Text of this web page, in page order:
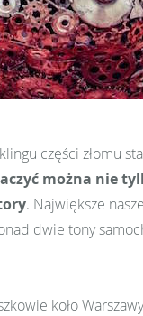
części złomu
można nie
. Największe
dwie tony
koło